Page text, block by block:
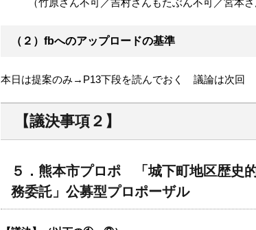
（竹原さん不可／吉村さんもたぶん不可／宮本
（２）fbへのアップロードの基準
本日は提案のみ→P13下段を読んでおく 議論は次回
【議決事項２】
５．熊本市プロポ 「城下町地区歴史
務委託」公募型プロポーザル